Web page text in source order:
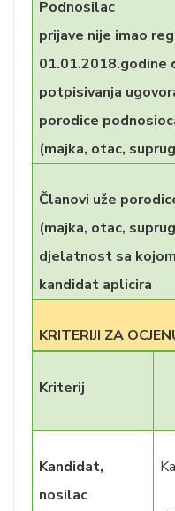
Podnosilac
prijave nije imao
01.01.2018.godine
potpisivanja
porodice
(majka, otac,
Članovi uže
(majka, otac,
djelatnost sa kojom
kandidat aplicira
KRITERIJI ZA
Kriterij
Kandidat,
nosilac